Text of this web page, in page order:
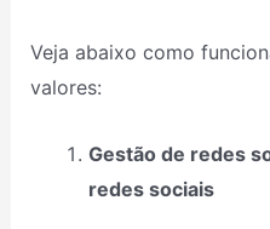
Veja abaixo como
valores:
Gestão de redes
redes sociais